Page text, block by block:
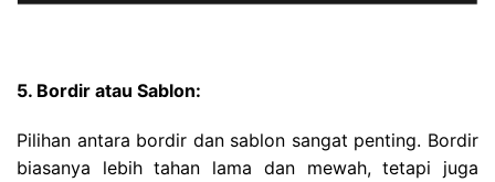
5. Bordir atau Sablon:
Pilihan antara bordir dan sablon sangat penting. Bordir
biasanya lebih tahan lama dan mewah, tetapi juga